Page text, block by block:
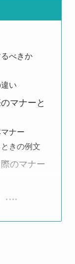
べきか
い
マナーと
ナー
きの例文
のマナー